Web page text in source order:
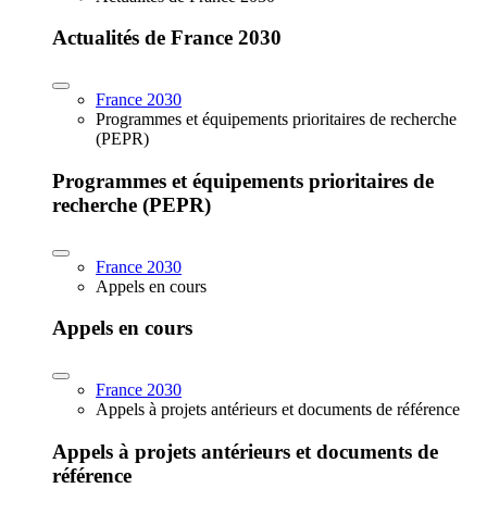
Actualités de France 2030
France 2030
Programmes et équipements prioritaires de recherche
(PEPR)
Programmes et équipements prioritaires de
recherche (PEPR)
France 2030
Appels en cours
Appels en cours
France 2030
Appels à projets antérieurs et documents de référence
Appels à projets antérieurs et documents de
référence